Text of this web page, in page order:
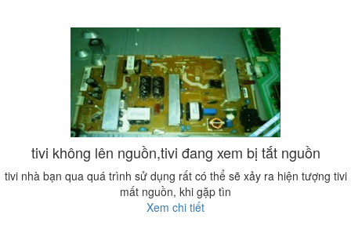
tivi không lên nguồn,tivi đang xem bị tắt nguồn
tivi nhà bạn qua quá trình sử dụng rất có thể sẽ xảy ra hiện tượng tivi
mất nguồn, khi gặp tìn
Xem chi tiết